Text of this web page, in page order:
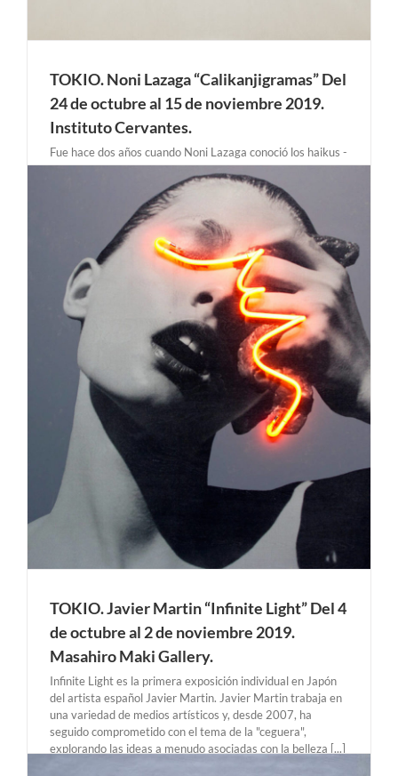
TOKIO. Noni Lazaga “Calikanjigramas” Del
24 de octubre al 15 de noviembre 2019.
Instituto Cervantes.
Fue hace dos años cuando Noni Lazaga conoció los haikus -
poemas breves de diecisiete sílabas que hacen referencia a
escenas de la naturaleza o la vida cotidiana- del poeta
japonés Ozaki Hoosai de la mano de su traductora Teresa
Herrero. Noni Lazaga ideó e [...]
TOKIO. Javier Martin “Infinite Light” Del 4
de octubre al 2 de noviembre 2019.
Masahiro Maki Gallery.
Infinite Light es la primera exposición individual en Japón
del artista español Javier Martin. Javier Martin trabaja en
una variedad de medios artísticos y, desde 2007, ha
seguido comprometido con el tema de la "ceguera",
explorando las ideas a menudo asociadas con la belleza [...]